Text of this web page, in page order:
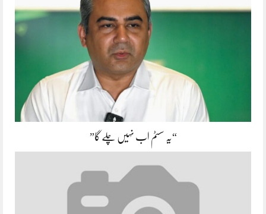
“یہ سسٹم اب نہیں چلے گا”